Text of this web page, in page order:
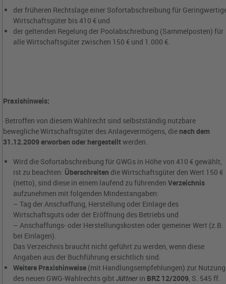
der früheren Rechtslage einer Sofortabschreibung für
Wirtschaftsgüter bis 410 € und
der geltenden Regelung der Poolabschreibung (Sammelposten) für
alle Wirtschaftsgüter zwischen 150 € und 1.000 €.
Praxishinweis:
·Betroffen von diesem Wahlrecht sind selbstständig nutzbare
bewegliche Wirtschaftsgüter des Anlagevermögens, die nach dem
31.12.2009 erworben oder hergestelltwerden.
Wird die Sofortabschreibung für GWGs in Höhe von 410 € gewählt,
ist zu beachten: Überschreiten die Wirtschaftsgüter den Wert 150 €
(netto), sind diese in einem laufend zu führendenVerzeichnis
aufzunehmen mit folgenden Mindestangaben:
– Tag der Anschaffung, Herstellung oder Einlage des
Wirtschaftsguts oder der Eröffnung des Betriebs und
– Anschaffungs- oder Herstellungskosten oder gemeiner Wert (z.B.
bei Einlagen).
Das Verzeichnis braucht nicht geführt zu werden, wenn diese
Angaben aus der Buchführung ersichtlich sind.
Weitere Praxishinweise (mit Handlungsempfehlungen) zur Nutzung
des neuen GWG-Wahlrechts gibtJüttner in BRZ 12/2009, S. 545 ff.